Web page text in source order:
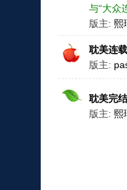
与“大众
版主: 熙
耽美连
版主:
耽美完
版主: 熙